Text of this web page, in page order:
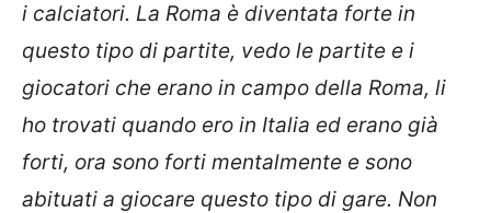
i calciatori. La Roma è diventata forte in
questo tipo di partite, vedo le partite e i
giocatori che erano in campo della Roma, li
ho trovati quando ero in Italia ed erano già
forti, ora sono forti mentalmente e sono
abituati a giocare questo tipo di gare. Non